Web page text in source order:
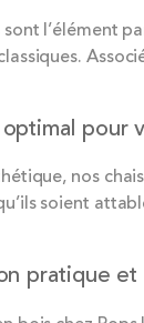
sont l’élément
pour
nos
soient
pratique